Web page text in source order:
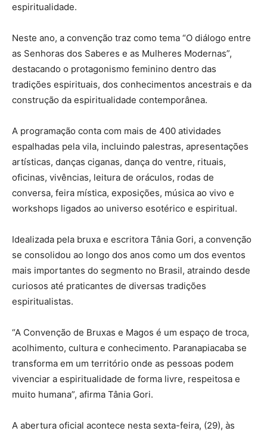
espiritualidade.
Neste ano, a convenção traz como tema “O diálogo entre
as Senhoras dos Saberes e as Mulheres Modernas”,
destacando o protagonismo feminino dentro das
tradições espirituais, dos conhecimentos ancestrais e da
construção da espiritualidade contemporânea.
A programação conta com mais de 400 atividades
espalhadas pela vila, incluindo palestras, apresentações
artísticas, danças ciganas, dança do ventre, rituais,
oficinas, vivências, leitura de oráculos, rodas de
conversa, feira mística, exposições, música ao vivo e
workshops ligados ao universo esotérico e espiritual.
Idealizada pela bruxa e escritora Tânia Gori, a convenção
se consolidou ao longo dos anos como um dos eventos
mais importantes do segmento no Brasil, atraindo desde
curiosos até praticantes de diversas tradições
espiritualistas.
“A Convenção de Bruxas e Magos é um espaço de troca,
acolhimento, cultura e conhecimento. Paranapiacaba se
transforma em um território onde as pessoas podem
vivenciar a espiritualidade de forma livre, respeitosa e
muito humana”, afirma Tânia Gori.
A abertura oficial acontece nesta sexta-feira, (29), às